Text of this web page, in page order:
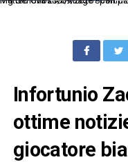
Infortunio
ottime
giocatore